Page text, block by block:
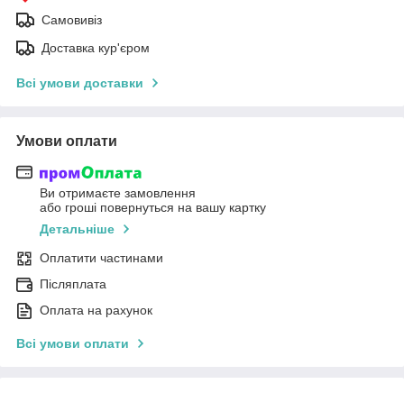
Самовивіз
Доставка кур'єром
Всі умови доставки
Умови оплати
Ви отримаєте замовлення
або гроші повернуться на вашу картку
Детальніше
Оплатити частинами
Післяплата
Оплата на рахунок
Всі умови оплати